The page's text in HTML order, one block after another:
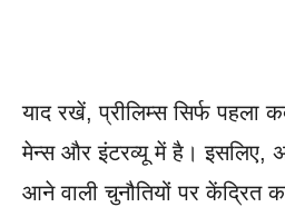
याद रखें, प्रीलिम्स सिर्फ पहला
मेन्स और इंटरव्यू में है। इसलिए,
आने वाली चुनौतियों पर